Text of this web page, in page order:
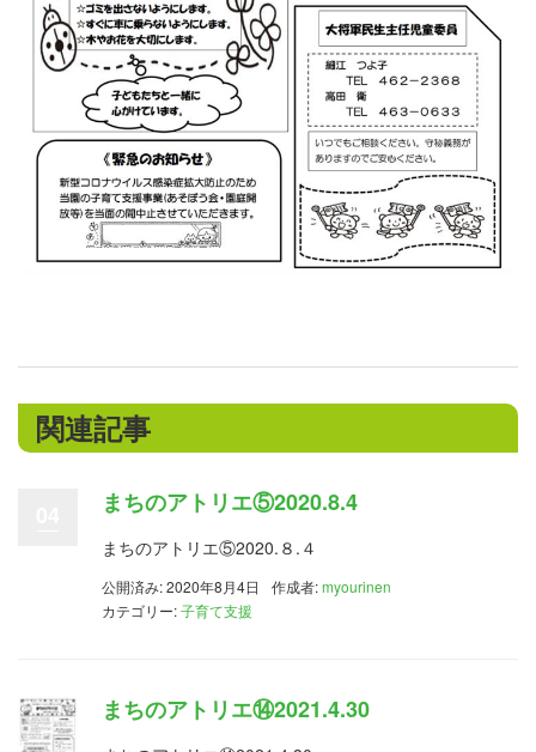
関連記事
まちのアトリエ⑤2020.8.4
まちのアトリエ⑤2020.８.４
公開済み: 2020年8月4日 作成者:myourinen
カテゴリー:子育て支援
まちのアトリエ⑭2021.4.30